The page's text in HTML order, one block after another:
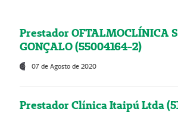
Prestador OFTALMOCLÍNICA
GONÇALO (55004164-2)
07 de Agosto de 2020
Prestador Clínica Itaipú Ltda